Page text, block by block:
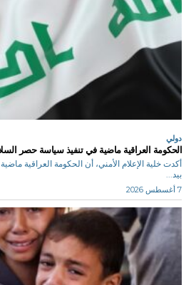
دولي
الحكومة العراقية ماضية في تنفيذ سياسة حصر
أكدت خلية الإعلام الأمني، أن الحكومة العراقية
بيد...
7 أغسطس 2026